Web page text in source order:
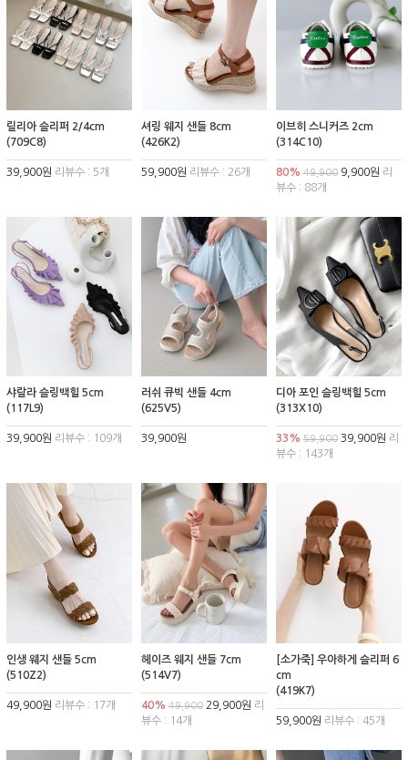
릴리아 슬리퍼 2/4cm
(709C8)
39,900원 리뷰수 : 5개
셔링 웨지 샌들 8cm
(426K2)
59,900원 리뷰수 : 26개
이브히 스니커즈 2cm
(314C10)
80% 49,9009,900원 리
뷰수 : 88개
샤랄라 슬링백힐 5cm
(117L9)
39,900원 리뷰수 : 109개
러쉬 큐빅 샌들 4cm
(625V5)
39,900원
디아 포인 슬링백힐 5cm
(313X10)
33% 59,90039,900원 리
뷰수 : 143개
인생 웨지 샌들 5cm
(510Z2)
49,900원 리뷰수 : 17개
헤이즈 웨지 샌들 7cm
(514V7)
40% 49,90029,900원 리
뷰수 : 14개
[소가죽] 우아하게 슬리퍼 6
cm
(419K7)
59,900원 리뷰수 : 45개